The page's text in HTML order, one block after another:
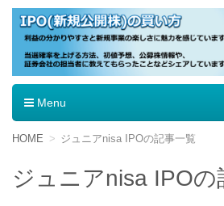
IPO（新規公開株
Menu
コ
テ
ン
HOME ジュニアnisa IPOの記事一覧
ジュニアnisa IPOの